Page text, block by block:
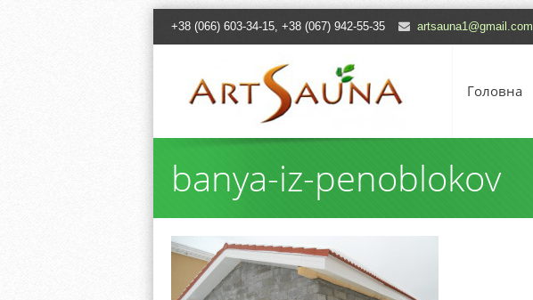
+38 (066) 603-34-15, +38 (067) 942-55-35 artsauna1@gmail.com
Головна
banya-iz-penoblokov